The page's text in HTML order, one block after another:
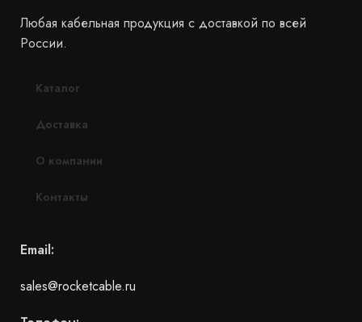
Любая кабельная продукция с доставкой по всей
России.
Каталог
Доставка
О компании
Контакты
Email:
sales@rocketcable.ru